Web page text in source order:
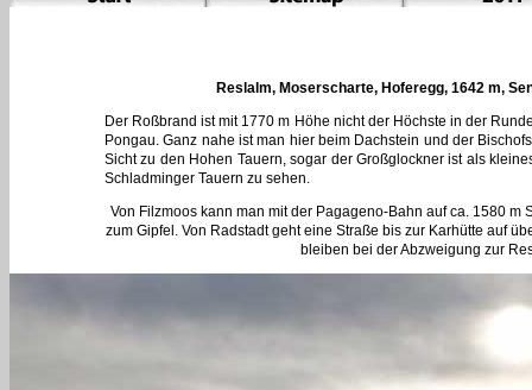
Reslalm, Moserscharte, Hoferegg, 1642 m,
Der Roßbrand ist mit 1770 m Höhe nicht der Höchste in der
Pongau. Ganz nahe ist man hier beim Dachstein und der
Sicht zu den Hohen Tauern, sogar der Großglockner ist als
Schladminger Tauern zu sehen.
Von Filzmoos kann man mit der Pagageno-Bahn auf ca. 1580
zum Gipfel. Von Radstadt geht eine Straße bis zur Karhütte auf
bleiben bei der Abzweigung zur